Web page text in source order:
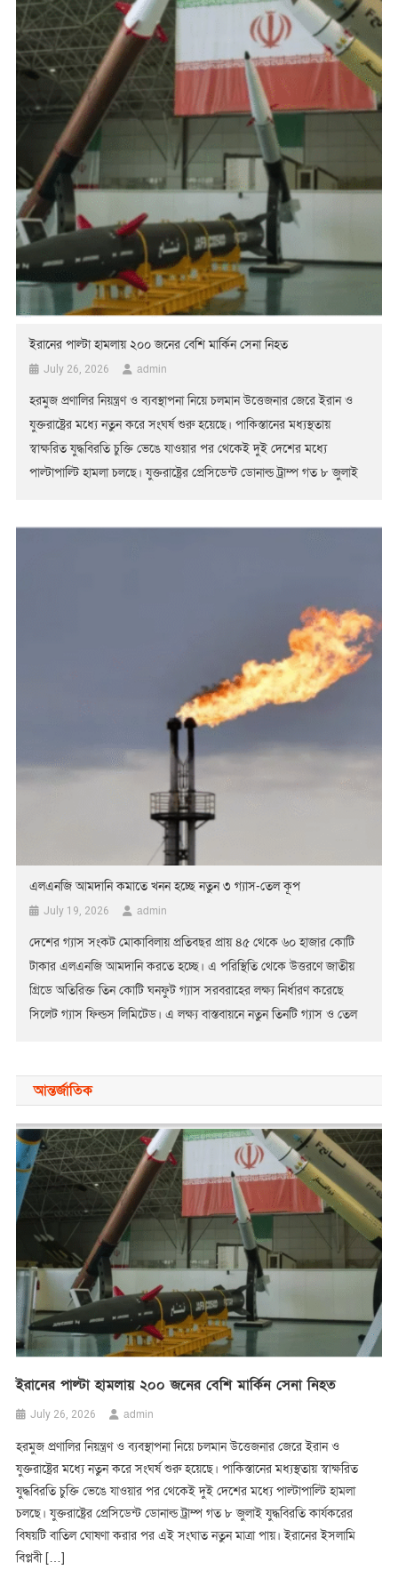
ইরানের পাল্টা হামলায় ২০০ জনের বেশি মার্কিন সেনা নিহত
July 26, 2026 admin
হরমুজ প্রণালির নিয়ন্ত্রণ ও ব্যবস্থাপনা নিয়ে চলমান উত্তেজনার জেরে ইরান ও
যুক্তরাষ্ট্রের মধ্যে নতুন করে সংঘর্ষ শুরু হয়েছে। পাকিস্তানের মধ্যস্থতায়
স্বাক্ষরিত যুদ্ধবিরতি চুক্তি ভেঙে যাওয়ার পর থেকেই দুই দেশের মধ্যে
পাল্টাপাল্টি হামলা চলছে। যুক্তরাষ্ট্রের প্রেসিডেন্ট ডোনাল্ড ট্রাম্প গত ৮ জুলাই
এলএনজি আমদানি কমাতে খনন হচ্ছে নতুন ৩ গ্যাস-তেল কূপ
July 19, 2026 admin
দেশের গ্যাস সংকট মোকাবিলায় প্রতিবছর প্রায় ৪৫ থেকে ৬০ হাজার কোটি
টাকার এলএনজি আমদানি করতে হচ্ছে। এ পরিস্থিতি থেকে উত্তরণে জাতীয়
গ্রিডে অতিরিক্ত তিন কোটি ঘনফুট গ্যাস সরবরাহের লক্ষ্য নির্ধারণ করেছে
সিলেট গ্যাস ফিল্ডস লিমিটেড। এ লক্ষ্য বাস্তবায়নে নতুন তিনটি গ্যাস ও তেল
আন্তর্জাতিক
ইরানের পাল্টা হামলায় ২০০ জনের বেশি মার্কিন সেনা নিহত
July 26, 2026 admin
হরমুজ প্রণালির নিয়ন্ত্রণ ও ব্যবস্থাপনা নিয়ে চলমান উত্তেজনার জেরে ইরান ও
যুক্তরাষ্ট্রের মধ্যে নতুন করে সংঘর্ষ শুরু হয়েছে। পাকিস্তানের মধ্যস্থতায় স্বাক্ষরিত
যুদ্ধবিরতি চুক্তি ভেঙে যাওয়ার পর থেকেই দুই দেশের মধ্যে পাল্টাপাল্টি হামলা
চলছে। যুক্তরাষ্ট্রের প্রেসিডেন্ট ডোনাল্ড ট্রাম্প গত ৮ জুলাই যুদ্ধবিরতি কার্যকরের
বিষয়টি বাতিল ঘোষণা করার পর এই সংঘাত নতুন মাত্রা পায়। ইরানের ইসলামি
বিপ্লবী […]